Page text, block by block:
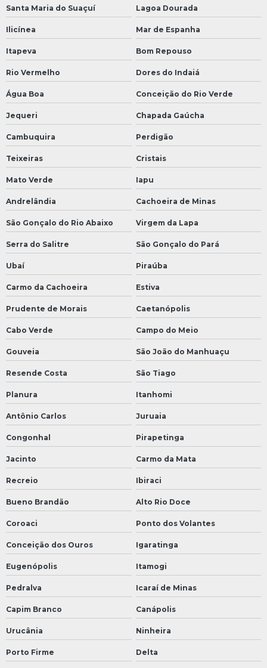
Santa Maria do Suaçuí Lagoa Dourada
Ilicínea Mar de Espanha
Itapeva Bom Repouso
Rio Vermelho Dores do Indaiá
Água Boa Conceição do Rio Verde
Jequeri Chapada Gaúcha
Cambuquira Perdigão
Teixeiras Cristais
Mato Verde Iapu
Andrelândia Cachoeira de Minas
São Gonçalo do Rio Abaixo Virgem da Lapa
Serra do Salitre São Gonçalo do Pará
Ubaí Piraúba
Carmo da Cachoeira Estiva
Prudente de Morais Caetanópolis
Cabo Verde Campo do Meio
Gouveia São João do Manhuaçu
Resende Costa São Tiago
Planura Itanhomi
Antônio Carlos Juruaia
Congonhal Pirapetinga
Jacinto Carmo da Mata
Recreio Ibiraci
Bueno Brandão Alto Rio Doce
Coroaci Ponto dos Volantes
Conceição dos Ouros Igaratinga
Eugenópolis Itamogi
Pedralva Icaraí de Minas
Capim Branco Canápolis
Urucânia Ninheira
Porto Firme Delta